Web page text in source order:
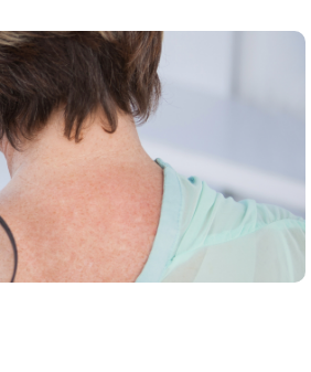
Weitere Services
Fragen & Antworten
Bewerbungscoach
Empfehlungsprogramm
Erfolgsbasierte
Mandatierte
Sanovetis Care+